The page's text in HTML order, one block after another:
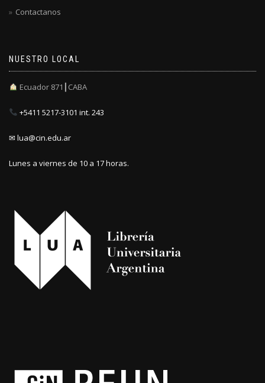
Contactanos
NUESTRO LOCAL
Ecuador 871┃CABA
+5411 5217-3101 int. 243
✉ lua@cin.edu.ar
Lunes a viernes de 10 a 17 horas.